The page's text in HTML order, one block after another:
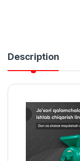
Description